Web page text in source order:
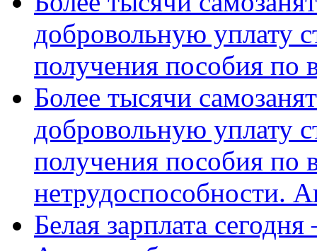
добровольную уплату
получения пособия по
Более тысячи
добровольную уплату
получения пособия по
нетрудоспособности.
Белая зарплата